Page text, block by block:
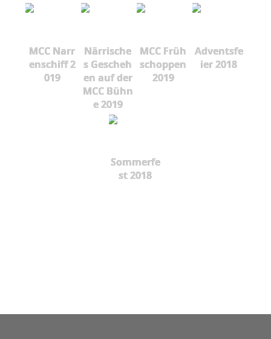
MCC Narr
enschiff 2
019
Närrische
s Gescheh
en auf der
MCC Bühn
e 2019
MCC Früh
schoppen
2019
Adventsfe
ier 2018
Sommerfe
st 2018